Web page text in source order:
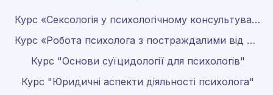
Курс «Сексологія у психологічному консультуванні»
Курс «Робота психолога з постраждалими від домашнього насильства»
Курс "Основи суїцидології для психологів"
Курс "Юридичні аспекти діяльності психолога"